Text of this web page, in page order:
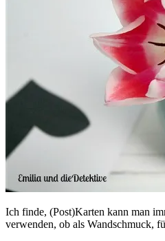
Ich finde, (Post)Karten kann man
verwenden, ob als Wandschmuck,